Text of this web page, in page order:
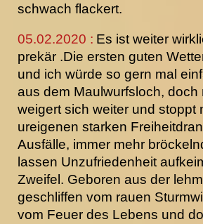
schwach flackert.
05.02.2020 : Es ist weiter
prekär .Die ersten guten
und ich würde so gern mal
aus dem Maulwurfsloch, doch
weigert sich weiter und stoppt
ureigenen starken
Ausfälle, immer mehr
lassen Unzufriedenheit
Zweifel. Geboren aus der
geschliffen vom rauen
vom Feuer des Lebens und